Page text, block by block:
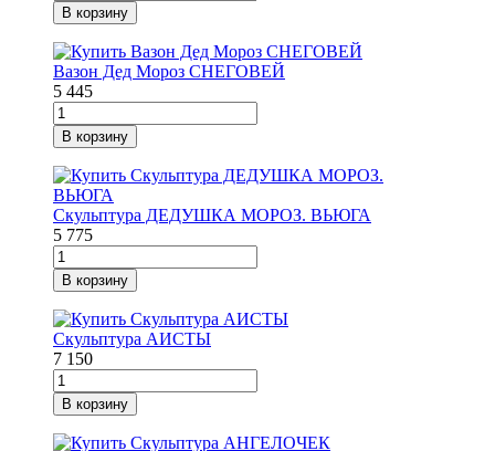
В корзину
Вазон Дед Мороз СНЕГОВЕЙ
5 445
В корзину
Скульптура ДЕДУШКА МОРОЗ. ВЬЮГА
5 775
В корзину
Скульптура АИСТЫ
7 150
В корзину